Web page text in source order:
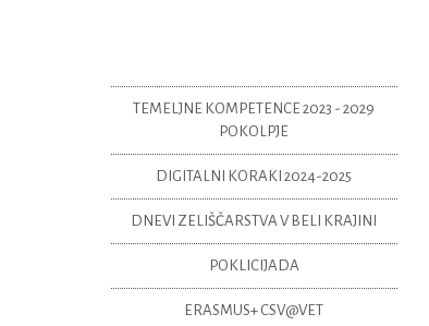
TEMELJNE KOMPETENCE 2023 - 2029
POKOLPJE
DIGITALNI KORAKI 2024-2025
DNEVI ZELIŠČARSTVA V BELI KRAJINI
POKLICIJADA
ERASMUS+ CSV@VET